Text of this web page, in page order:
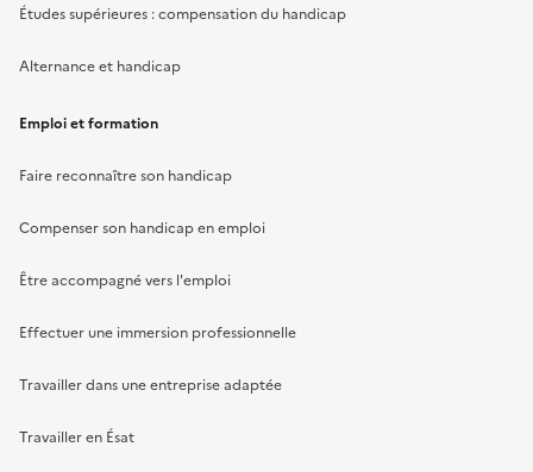
Études supérieures : compensation du handicap
Alternance et handicap
Emploi et formation
Faire reconnaître son handicap
Compenser son handicap en emploi
Être accompagné vers l'emploi
Effectuer une immersion professionnelle
Travailler dans une entreprise adaptée
Travailler en Ésat